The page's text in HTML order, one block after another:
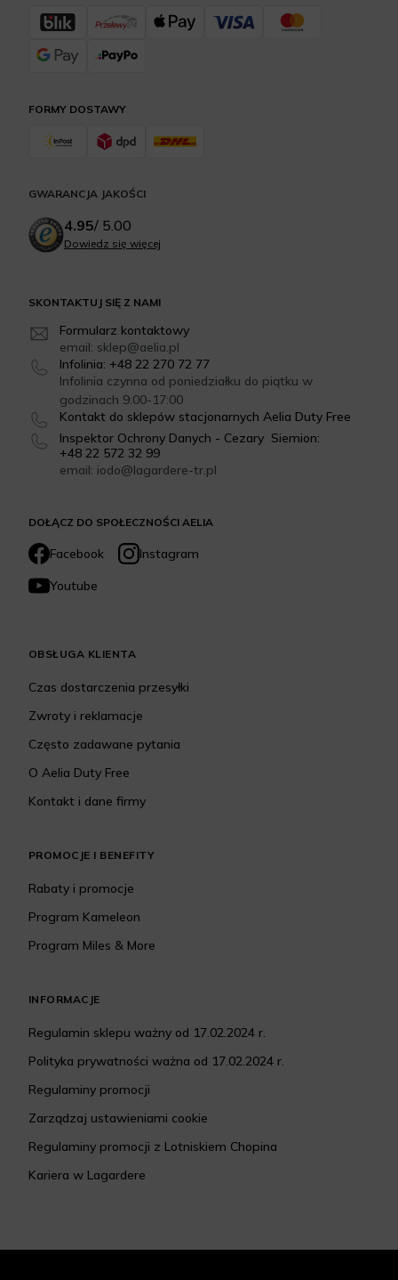
DOŁĄCZ DO SPOŁECZNOŚCI AELIA
Facebook
Instagram
Youtube
SKONTAKTUJ SIĘ Z NAMI
Formularz kontaktowy
email: sklep@aelia.pl
Infolinia: +48 22 270 72 77
Infolinia czynna od poniedziałku do piątku w
godzinach 9:00-17:00
Kontakt do sklepów stacjonarnych Aelia Duty Free
Inspektor Ochrony Danych - Cezary Siemion:
+48 22 572 32 99
email: iodo@lagardere-tr.pl
FORMY DOSTAWY
OBSŁUGA KLIENTA
Czas dostarczenia przesyłki
Zwroty i reklamacje
Często zadawane pytania
O Aelia Duty Free
Kontakt i dane firmy
PROMOCJE I BENEFITY
Rabaty i promocje
Program Kameleon
Program Miles & More
INFORMACJE
Regulamin sklepu ważny od 17.02.2024 r.
Polityka prywatności ważna od 17.02.2024 r.
Regulaminy promocji
Zarządzaj ustawieniami cookie
Regulaminy promocji z Lotniskiem Chopina
Kariera w Lagardere
GWARANCJA JAKOŚCI
4.95/ 5.00
Dowiedz się więcej